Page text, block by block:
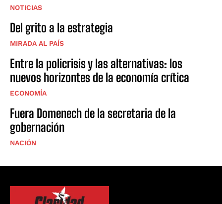
NOTICIAS
Del grito a la estrategia
MIRADA AL PAÍS
Entre la policrisis y las alternativas: los
nuevos horizontes de la economía crítica
ECONOMÍA
Fuera Domenech de la secretaria de la
gobernación
NACIÓN